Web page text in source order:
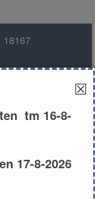
18167
372 - Stahl blau
Touring
☒
tm 16-8-
17-8-2026